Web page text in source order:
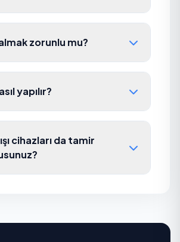
zorunlu mu?
yapılır?
cihazları da tamir